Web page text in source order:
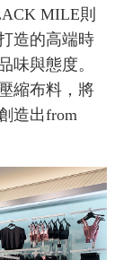
MILE則
造的高端時
味與態度。
縮布料，將
造出from